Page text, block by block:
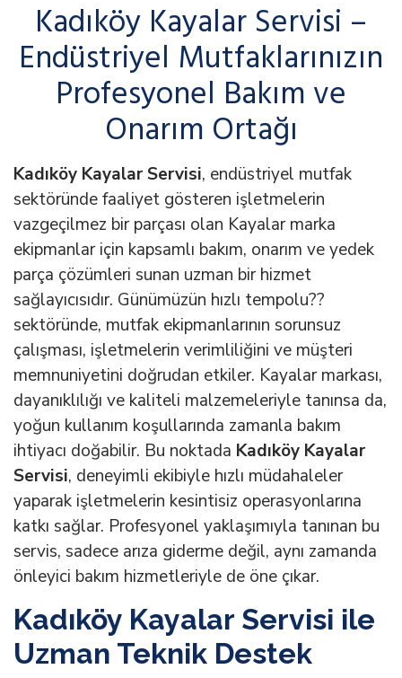
Kadıköy Kayalar Servisi –
Endüstriyel Mutfaklarınızın
Profesyonel Bakım ve
Onarım Ortağı
Kadıköy Kayalar Servisi, endüstriyel mutfak
sektöründe faaliyet gösteren işletmelerin
vazgeçilmez bir parçası olan Kayalar marka
ekipmanlar için kapsamlı bakım, onarım ve yedek
parça çözümleri sunan uzman bir hizmet
sağlayıcısıdır. Günümüzün hızlı tempolu??
sektöründe, mutfak ekipmanlarının sorunsuz
çalışması, işletmelerin verimliliğini ve müşteri
memnuniyetini doğrudan etkiler. Kayalar markası,
dayanıklılığı ve kaliteli malzemeleriyle tanınsa da,
yoğun kullanım koşullarında zamanla bakım
ihtiyacı doğabilir. Bu noktada Kadıköy Kayalar
Servisi, deneyimli ekibiyle hızlı müdahaleler
yaparak işletmelerin kesintisiz operasyonlarına
katkı sağlar. Profesyonel yaklaşımıyla tanınan bu
servis, sadece arıza giderme değil, aynı zamanda
önleyici bakım hizmetleriyle de öne çıkar.
Kadıköy Kayalar Servisi ile
Uzman Teknik Destek